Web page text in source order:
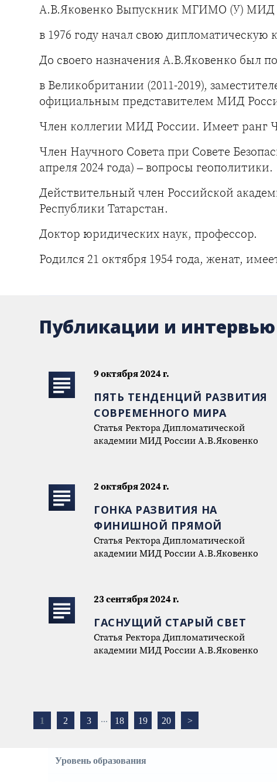
А.В.Яковенко Выпускник МГИМО (У) МИД
в 1976 году начал свою дипломатическую
До своего назначения А.В.Яковенко был
в Великобритании (2011-2019),
официальным представителем МИД
Член коллегии МИД России. Имеет ранг
Член Научного Совета при Совете
апреля 2024 года) – вопросы геополитики.
Действительный член Российской
Республики Татарстан.
Доктор юридических наук, профессор.
Родился 21 октября 1954 года, женат,
Публикации и интервью
9 октября 2024 г.
ПЯТЬ ТЕНДЕНЦИЙ РАЗВИТИЯ
СОВРЕМЕННОГО МИРА
Статья Ректора Дипломатической
академии МИД России А.В.Яковенко
2 октября 2024 г.
ГОНКА РАЗВИТИЯ НА
ФИНИШНОЙ ПРЯМОЙ
Статья Ректора Дипломатической
академии МИД России А.В.Яковенко
23 сентября 2024 г.
ГАСНУЩИЙ СТАРЫЙ СВЕТ
Статья Ректора Дипломатической
академии МИД России А.В.Яковенко
1 2 3 ... 18 19 20 >
Уровень образования